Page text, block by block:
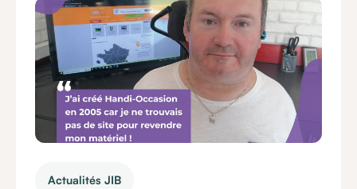
Actualités JIB